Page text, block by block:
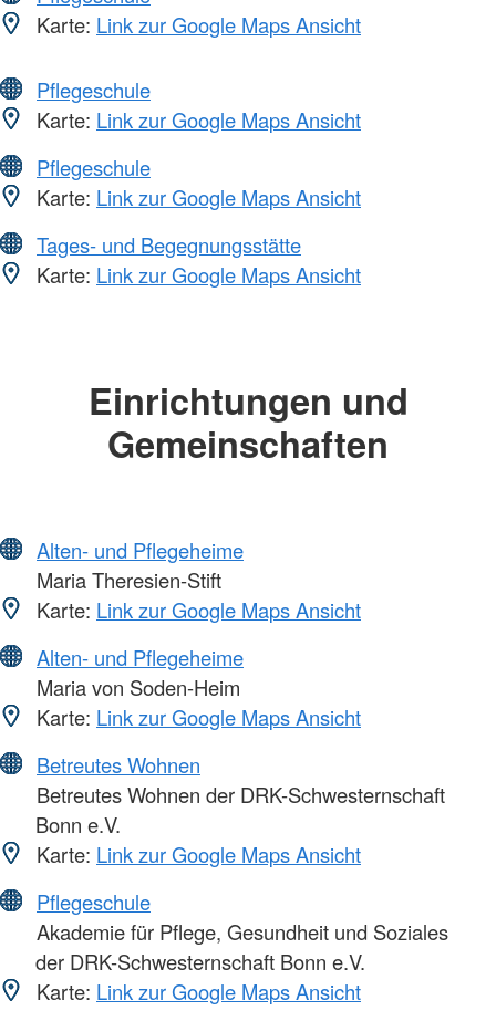
Karte: Link zur Google Maps Ansicht
Pflegeschule
Karte: Link zur Google Maps Ansicht
Pflegeschule
Karte: Link zur Google Maps Ansicht
Tages- und Begegnungsstätte
Karte: Link zur Google Maps Ansicht
Einrichtungen und
Gemeinschaften
Alten- und Pflegeheime
Maria Theresien-Stift
Karte: Link zur Google Maps Ansicht
Alten- und Pflegeheime
Maria von Soden-Heim
Karte: Link zur Google Maps Ansicht
Betreutes Wohnen
Betreutes Wohnen der DRK-Schwesternschaft
Bonn e.V.
Karte: Link zur Google Maps Ansicht
Pflegeschule
Akademie für Pflege, Gesundheit und Soziales
der DRK-Schwesternschaft Bonn e.V.
Karte: Link zur Google Maps Ansicht